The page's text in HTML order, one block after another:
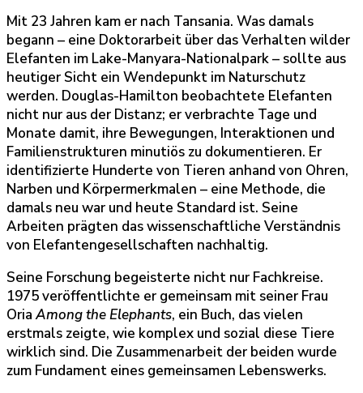
Mit 23 Jahren kam er nach Tansania. Was damals
begann – eine Doktorarbeit über das Verhalten wilder
Elefanten im Lake-Manyara-Nationalpark – sollte aus
heutiger Sicht ein Wendepunkt im Naturschutz
werden. Douglas-Hamilton beobachtete Elefanten
nicht nur aus der Distanz; er verbrachte Tage und
Monate damit, ihre Bewegungen, Interaktionen und
Familienstrukturen minutiös zu dokumentieren. Er
identifizierte Hunderte von Tieren anhand von Ohren,
Narben und Körpermerkmalen – eine Methode, die
damals neu war und heute Standard ist. Seine
Arbeiten prägten das wissenschaftliche Verständnis
von Elefantengesellschaften nachhaltig.
Seine Forschung begeisterte nicht nur Fachkreise.
1975 veröffentlichte er gemeinsam mit seiner Frau
OriaAmong the Elephants, ein Buch, das vielen
erstmals zeigte, wie komplex und sozial diese Tiere
wirklich sind. Die Zusammenarbeit der beiden wurde
zum Fundament eines gemeinsamen Lebenswerks.